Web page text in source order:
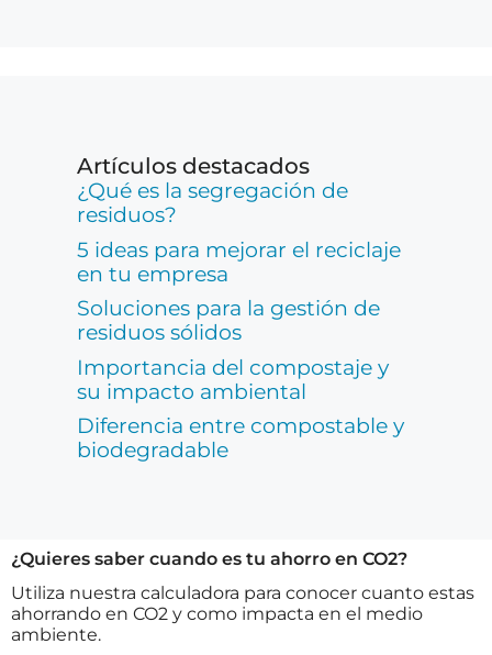
Artículos destacados
¿Qué es la segregación de
residuos?
5 ideas para mejorar el reciclaje
en tu empresa
Soluciones para la gestión de
residuos sólidos
Importancia del compostaje y
su impacto ambiental
Diferencia entre compostable y
biodegradable
¿Quieres saber cuando es tu ahorro en CO2?
Utiliza nuestra calculadora para conocer cuanto estas
ahorrando en CO2 y como impacta en el medio
ambiente.